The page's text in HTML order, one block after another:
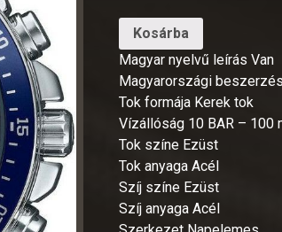
Kosárba
Magyar nyelvű leírás Van
Magyarországi
Tok formája Kerek tok
Vízállóság 10 BAR – 100
Tok színe Ezüst
Tok anyaga Acél
Szíj színe Ezüst
Szíj anyaga Acél